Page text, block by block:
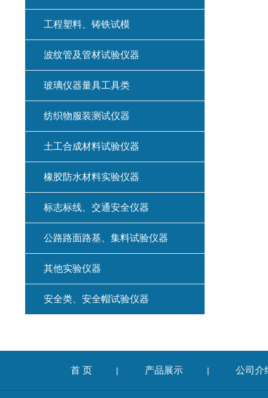
工程塑料、铸铁试模
波纹管及管材试验仪器
玻璃仪器量具工具类
纺织物服装测试仪器
土工合成材料试验仪器
橡胶防水材料实验仪器
标志标线、交通安全仪器
公路路面路基、集料试验仪器
其他实验仪器
安全类、安全帽试验仪器
首 页 | 产品展示 | 公司介